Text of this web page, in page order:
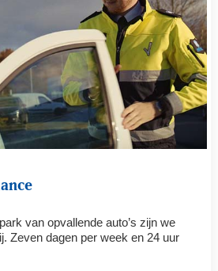
van opvallende auto’s zijn we
Zeven dagen per week en 24 uur